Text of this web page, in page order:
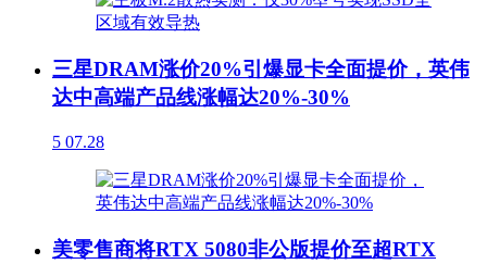
三星DRAM涨价20%引爆显卡全面提价，英伟
达中高端产品线涨幅达20%-30%
5 07.28
美零售商将RTX 5080非公版提价至超RTX